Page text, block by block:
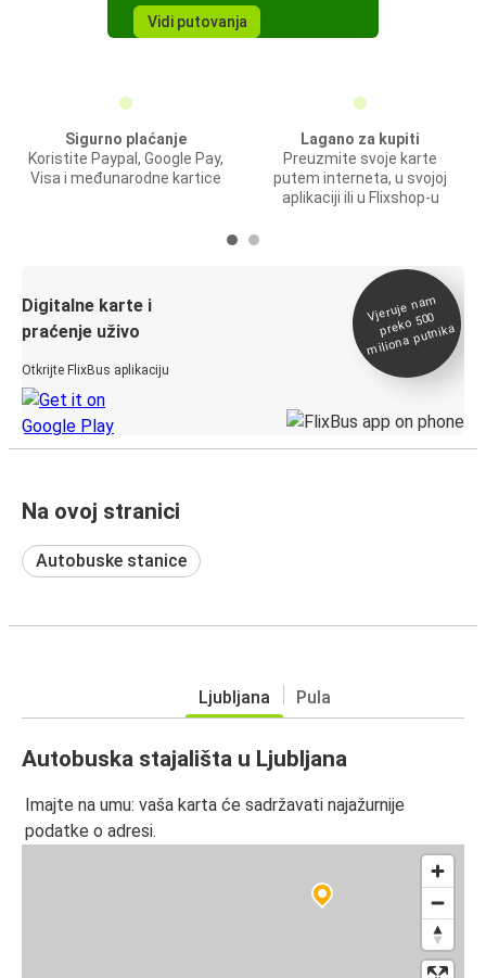
Vidi putovanja
Sigurno plaćanje
Koristite Paypal, Google Pay,
Visa i međunarodne kartice
Lagano za kupiti
Preuzmite svoje karte
putem interneta, u svojoj
aplikaciji ili u Flixshop-u
Digitalne karte i
praćenje uživo
Otkrijte FlixBus aplikaciju
Vjeruje na
m
preko 500
miliona putnika
Na ovoj stranici
Autobuske stanice
Ljubljana Pula
Autobuska stajališta u Ljubljana
Imajte na umu: vaša karta će sadržavati najažurnije
podatke o adresi.